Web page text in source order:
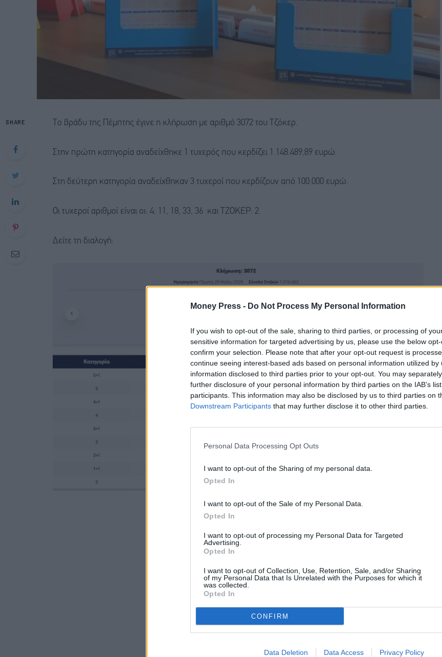
Money Press - Do Not Process My Personal Information
If you wish to opt-out of the sale, sharing to third parties, or processing of
sensitive information for targeted advertising by us, please use the below
confirm your selection. Please note that after your opt-out request is
continue seeing interest-based ads based on personal information utilized by
information disclosed to third parties prior to your opt-out. You may
further disclosure of your personal information by third parties on the IAB’s
participants. This information may also be disclosed by us to third parties on
Downstream Participants that may further disclose it to other third parties.
Personal Data Processing Opt Outs
I want to opt-out of the Sharing of my personal data.
Opted In
I want to opt-out of the Sale of my Personal Data.
Opted In
I want to opt-out of processing my Personal Data for Targeted
Advertising.
Opted In
I want to opt-out of Collection, Use, Retention, Sale, and/or Sharing
of my Personal Data that Is Unrelated with the Purposes for which it
was collected.
Opted In
CONFIRM
Data Deletion Data Access Privacy Policy
SHARE Το βράδυ της Πέμπτης έγινε η κλήρωση με αριθμό 3072 του Τζόκερ.
Στην πρώτη κατηγορία αναδείχθηκε 1 τυχερός που κερδίζει 1.148.489,89 ευρώ.
Στη δεύτερη κατηγορία αναδείχθηκαν 3 τυχεροί που κερδίζουν από 100.000 ευρώ.
Οι τυχεροί αριθμοί είναι οι: 4, 11, 18, 33, 36 και ΤΖΟΚΕΡ: 2.
Δείτε τη διαλογή: